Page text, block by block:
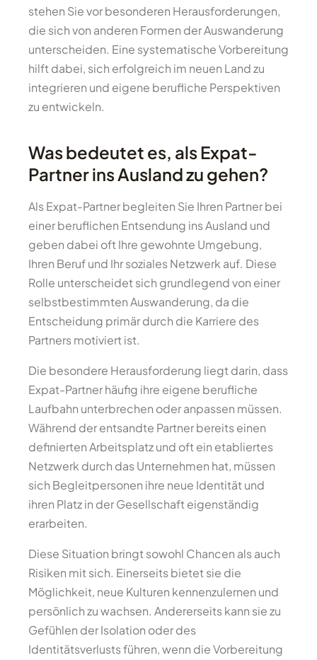
stehen Sie vor besonderen Herausforderungen,
die sich von anderen Formen der Auswanderung
unterscheiden. Eine systematische Vorbereitung
hilft dabei, sich erfolgreich im neuen Land zu
integrieren und eigene berufliche Perspektiven
zu entwickeln.
Was bedeutet es, als Expat-
Partner ins Ausland zu gehen?
Als Expat-Partner begleiten Sie Ihren Partner bei
einer beruflichen Entsendung ins Ausland und
geben dabei oft Ihre gewohnte Umgebung,
Ihren Beruf und Ihr soziales Netzwerk auf. Diese
Rolle unterscheidet sich grundlegend von einer
selbstbestimmten Auswanderung, da die
Entscheidung primär durch die Karriere des
Partners motiviert ist.
Die besondere Herausforderung liegt darin, dass
Expat-Partner häufig ihre eigene berufliche
Laufbahn unterbrechen oder anpassen müssen.
Während der entsandte Partner bereits einen
definierten Arbeitsplatz und oft ein etabliertes
Netzwerk durch das Unternehmen hat, müssen
sich Begleitpersonen ihre neue Identität und
ihren Platz in der Gesellschaft eigenständig
erarbeiten.
Diese Situation bringt sowohl Chancen als auch
Risiken mit sich. Einerseits bietet sie die
Möglichkeit, neue Kulturen kennenzulernen und
persönlich zu wachsen. Andererseits kann sie zu
Gefühlen der Isolation oder des
Identitätsverlusts führen, wenn die Vorbereitung